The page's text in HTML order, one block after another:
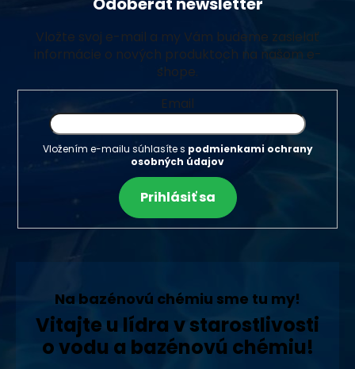
Vložte svoj e-mail a my Vám budeme zasielať
informácie o nových produktoch na našom e-
shope.
Email
Vložením e-mailu súhlasíte s podmienkami ochrany
osobných údajov
Prihlásiť sa
Na bazénovú chémiu sme tu my!
Vitajte u lídra v starostlivosti
o vodu a bazénovú chémiu!